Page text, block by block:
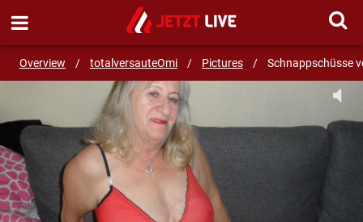
Overview / totalversauteOmi / Pictures / Schnappschüsse
SEND MESSAGE